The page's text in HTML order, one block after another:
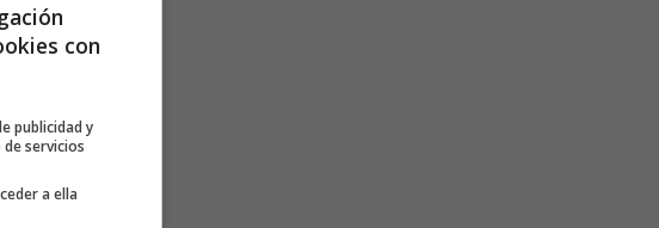
con
publicidad y
servicios
a ella